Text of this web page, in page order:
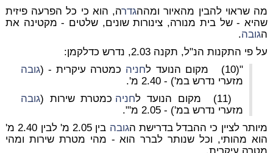
מה שראוי להבין מהאיור ומההגדרה, הוא כי כל הפרעה פיזית
שהיא - של בית מנורה, צינורות שונים, שלטים - מקטינה את
הגובה.
על פי התקנות הנ"ל, תקנה 2.03, נדרש כדלקמן:
"(10) מקום הנועד ל
חניה כמטרה עיקרית - (גובה
מזערי נדרש במ') - 2.40 מ'.
(11) מקום הנועד ל
חניה כמטרת שירות (גובה
מזערי נדרש במ') - 2.05 מ'".
מיותר לציין כי ההבדל בדרישת הגובה
בין 2.05 מ' לבין 2.40 מ'
הוא מהותי, וכל שנותר לברר הוא - מהי מטרת שירות ומהי
מטרה עיקרית.